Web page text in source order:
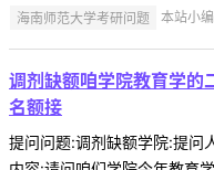
海南师范大学考研问题 本站小
调剂缺额咱学院教育学的
名额接
提问问题:调剂缺额学院:提